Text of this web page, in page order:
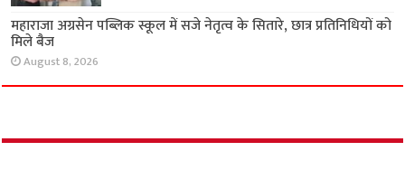
महाराजा अग्रसेन पब्लिक स्कूल में सजे नेतृत्व के सितारे,
छात्र प्रतिनिधियों को मिले बैज